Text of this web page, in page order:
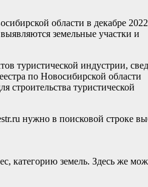
области в декабре
земельные участки и
туристической индустрии,
по Новосибирской области
строительства туристической
нужно в поисковой строке
категорию земель. Здесь же